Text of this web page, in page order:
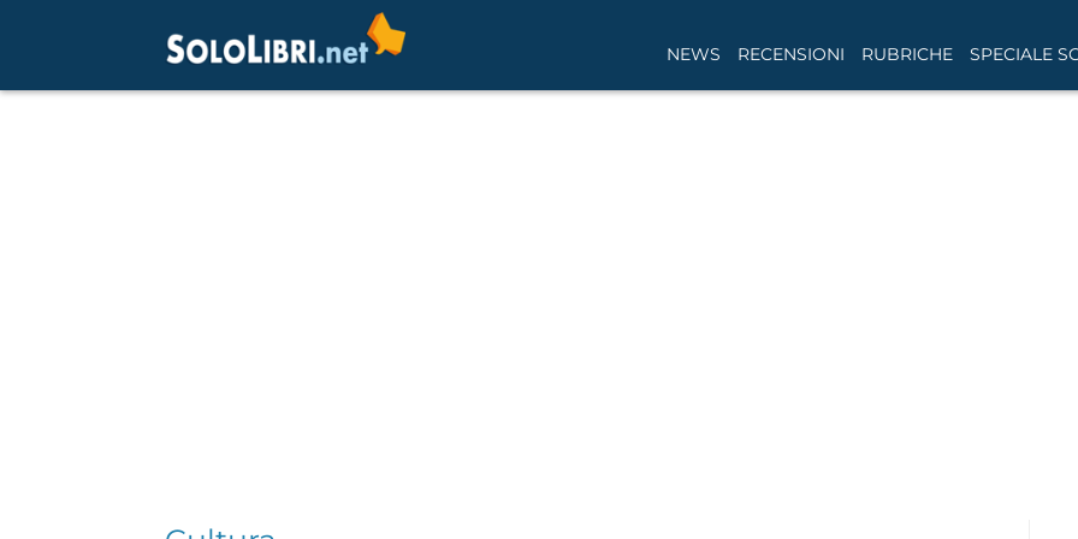
NEWS RECENSIONI RUBRICHE SPECIALE